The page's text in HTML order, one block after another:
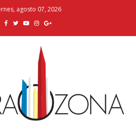
agosto 07, 2026